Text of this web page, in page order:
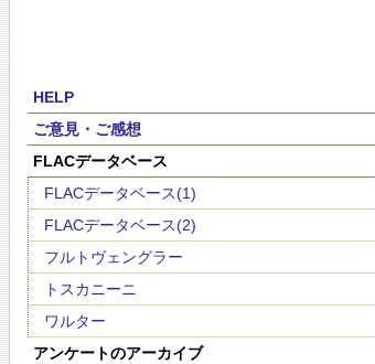
HELP
ご意見・ご感想
FLACデータベース
FLACデータベース(1)
FLACデータベース(2)
フルトヴェングラー
トスカニーニ
ワルター
アンケートのアーカイブ